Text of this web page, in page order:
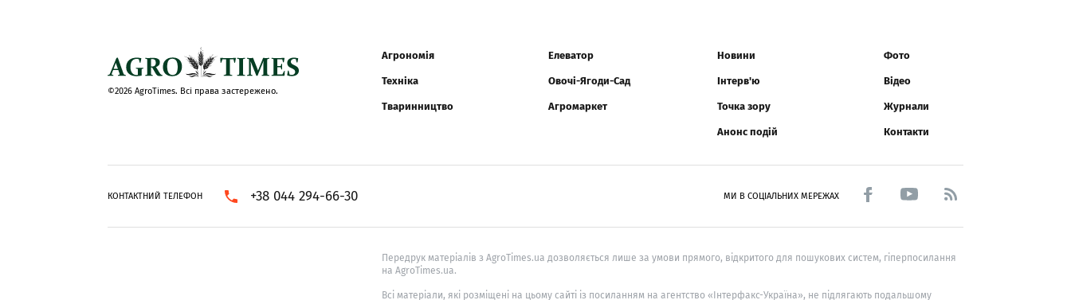
©2026 AgroTimes. Всі права застережено.
Агрономія
Техніка
Тваринництво
Елеватор
Овочі-Ягоди-Сад
Агромаркет
Новини
Інтерв'ю
Точка зору
Анонс подій
Фото
Відео
Журнали
Контакти
КОНТАКТНИЙ ТЕЛЕФОН +38 044 294-66-30 МИ В СОЦІАЛЬНИХ МЕРЕЖАХ
Передрук матеріалів з AgroTimes.ua дозволяється лише за умови прямого, відкритого для пошукових систем, гіперпосилання
на AgroTimes.ua.
Всі матеріали, які розміщені на цьому сайті із посиланням на агентство «Інтерфакс-Україна», не підлягають подальшому